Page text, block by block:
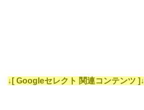
↓[ Googleセレクト 関連コンテンツ ]↓